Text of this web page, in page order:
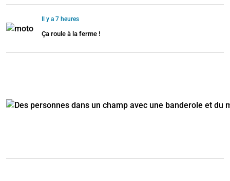
Il y a 7 heures
Ça roule à la ferme !